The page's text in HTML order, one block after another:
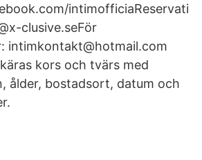
intimofficiaReservati
clusive.seFör
intimkontakt@hotmail.com
kors och tvärs med
ålder, bostadsort, datum och